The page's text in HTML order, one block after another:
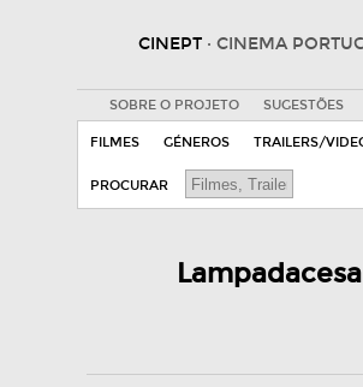
CINEPT · CINEMA
SOBRE O PROJETO SUGESTÕES
FILMES GÉNEROS TRAILERS/
PROCURAR
Lampadacesa